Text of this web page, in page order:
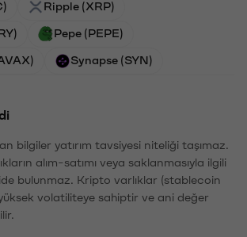
Ripple (XRP)
Pepe (PEPE)
Synapse (SYN)
bilgiler yatırım tavsiyesi niteliği taşımaz.
alım-satımı veya saklanmasıyla ilgili
bulunmaz. Kripto varlıklar (stablecoin
volatiliteye sahiptir ve ani değer